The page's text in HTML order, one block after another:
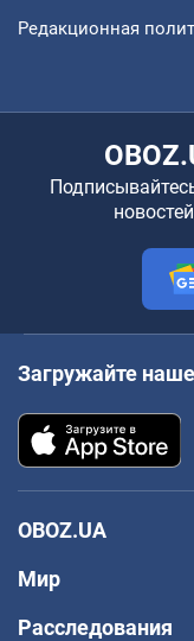
Редакционная
Загружайте
OBOZ.UA
Мир
Расследования